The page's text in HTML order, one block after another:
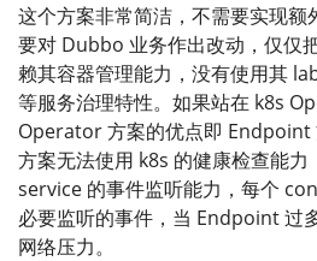
这个方案非常简洁，不需要实现额
要对 Dubbo 业务作出改动，仅仅
赖其容器管理能力，没有使用其
等服务治理特性。如果站在 k8s
Operator 方案的优点即
方案无法使用 k8s 的健康检查能力
service 的事件监听能力，每个
必要监听的事件，当 Endpoint 过
网络压力。